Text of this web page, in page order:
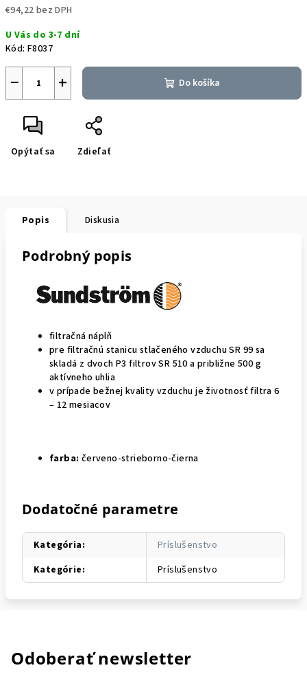
€94,22 bez DPH
cena:
U Vás do 3-7 dní
Kód: F8037
+
− Do košíka
Opýtať sa Zdieľať
Popis Diskusia
Podrobný popis
filtračná náplň
pre filtračnú stanicu stlačeného vzduchu SR 99 sa
skladá z dvoch P3 filtrov SR 510 a približne 500 g
aktívneho uhlia
v prípade bežnej kvality vzduchu je životnosť filtra 6
– 12 mesiacov
farba: červeno-strieborno-čierna
Dodatočné parametre
Kategória:
Príslušenstvo
Kategórie: Príslušenstvo
Odoberať newsletter